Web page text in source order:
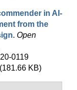
in AI-
from the
. Open
0119
(181.66 KB)